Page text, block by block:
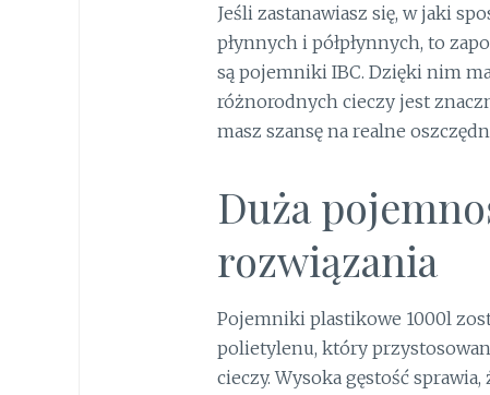
Jeśli zastanawiasz się, w jaki
płynnych i półpłynnych, to
są pojemniki IBC. Dzięki nim
różnorodnych cieczy jest
masz szansę na realne
Duża
rozwiązania
Pojemniki plastikowe 1000l
polietylenu, który
cieczy. Wysoka gęstość